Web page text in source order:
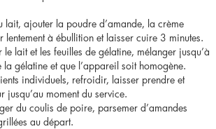
lait, ajouter la poudre d’amande, la crème
lentement à ébullition et laisser cuire 3 minutes.
lait et les feuilles de gélatine, mélanger jusqu’à
gélatine et que l’appareil soit homogène.
individuels, refroidir, laisser prendre et
jusqu’au moment du service.
du coulis de poire, parsemer d’amandes
au départ.